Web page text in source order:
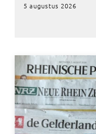
5 augustus 2026